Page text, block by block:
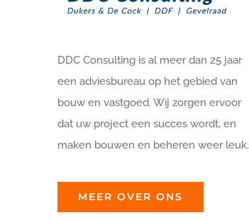
DDC Consulting is al meer dan 25 jaar
een adviesbureau op het gebied van
bouw en vastgoed. Wij zorgen ervoor
dat uw project een succes wordt, en
maken bouwen en beheren weer leuk.
MEER OVER ONS